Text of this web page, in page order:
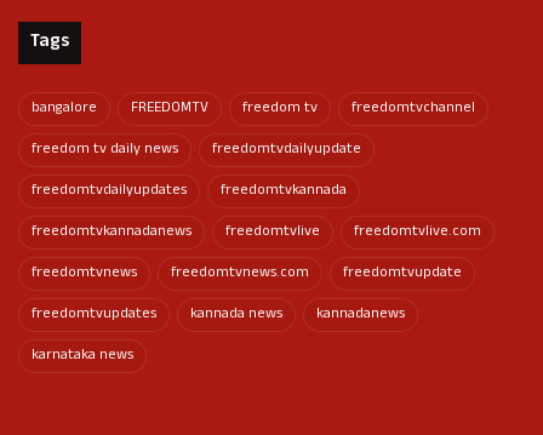
Tags
bangalore FREEDOMTV freedom tv
freedomtvchannel
freedom tv daily news
freedomtvdailyupdate
freedomtvdailyupdates
freedomtvkannada
freedomtvkannadanews
freedomtvlive
freedomtvlive.com
freedomtvnews
freedomtvnews.com
freedomtvupdate
freedomtvupdates
kannada news
kannadanews
karnataka news